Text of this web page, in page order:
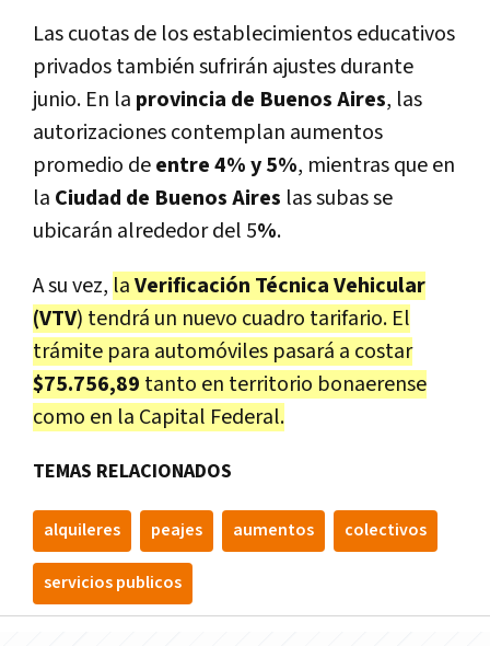
Las cuotas de los establecimientos educativos
privados también sufrirán ajustes durante
junio. En la provincia de Buenos Aires, las
autorizaciones contemplan aumentos
promedio deentre 4% y 5%, mientras que en
la Ciudad de Buenos Aires las subas se
ubicarán alrededor del 5%.
A su vez, laVerificación Técnica Vehicular
(VTV) tendrá un nuevo cuadro tarifario. El
trámite para automóviles pasará a costar
$75.756,89 tanto en territorio bonaerense
como en la Capital Federal.
TEMAS RELACIONADOS
alquileres peajes aumentos colectivos
servicios publicos